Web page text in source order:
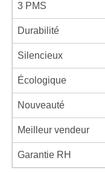
3 PMS
Durabilité
Silencieux
Écologique
Nouveauté
Meilleur vendeur
Garantie RH